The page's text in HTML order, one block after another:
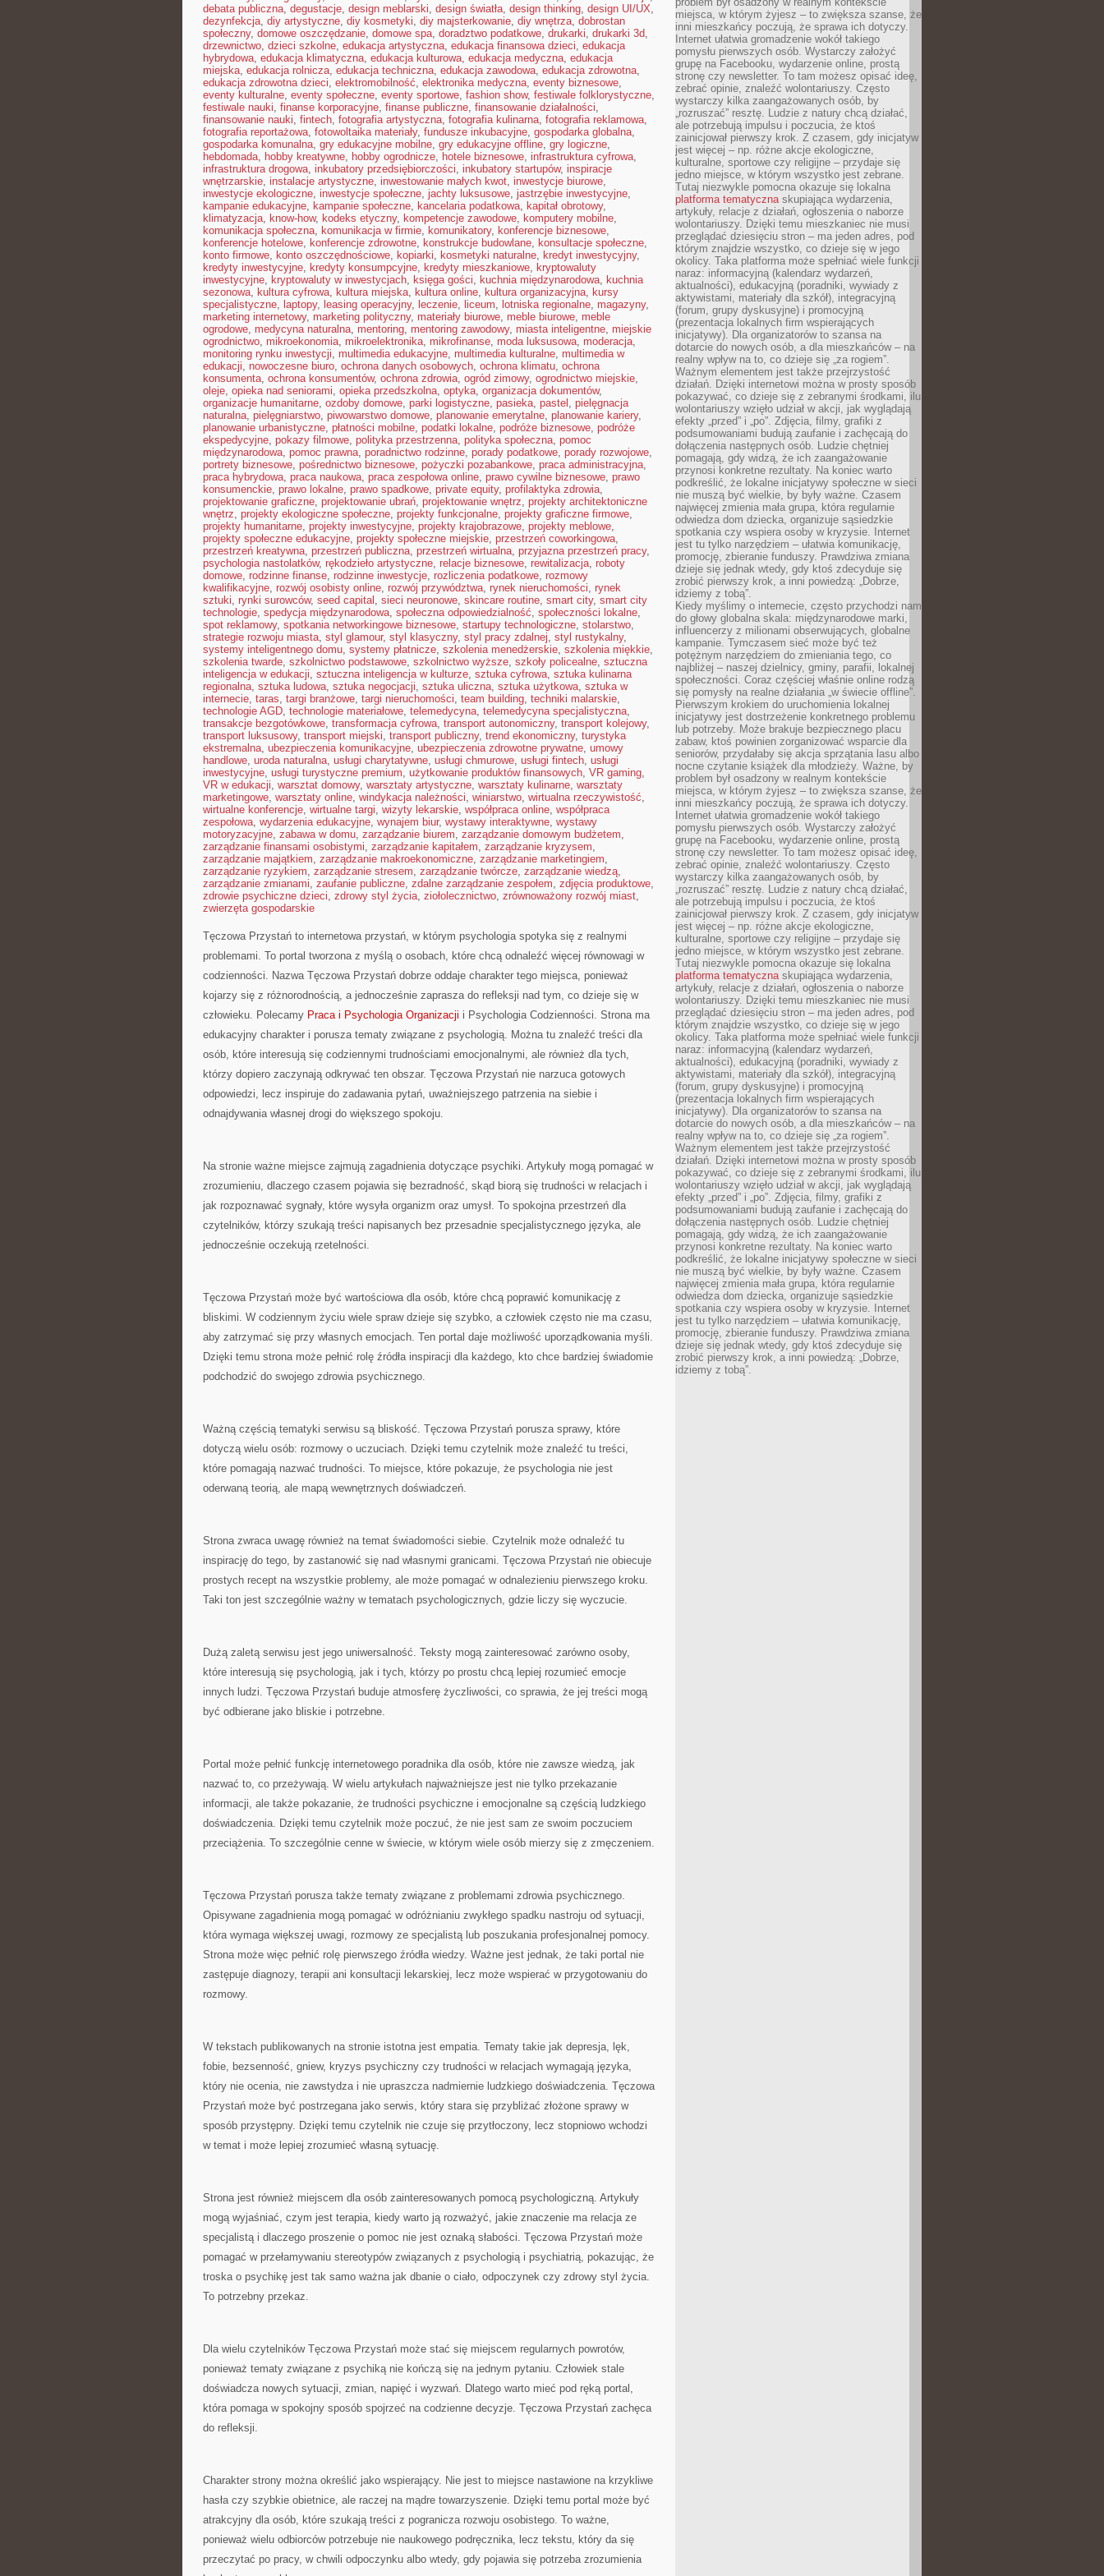
debata publiczna, degustacje, design meblarski, design światła, design thinking, design UI/UX,
dezynfekcja, diy artystyczne, diy kosmetyki, diy majsterkowanie, diy wnętrza, dobrostan
społeczny, domowe oszczędzanie, domowe spa, doradztwo podatkowe, drukarki, drukarki 3d,
drzewnictwo, dzieci szkolne, edukacja artystyczna, edukacja finansowa dzieci, edukacja
hybrydowa, edukacja klimatyczna, edukacja kulturowa, edukacja medyczna, edukacja
miejska, edukacja rolnicza, edukacja techniczna, edukacja zawodowa, edukacja zdrowotna,
edukacja zdrowotna dzieci, elektromobilność, elektronika medyczna, eventy biznesowe,
eventy kulturalne, eventy społeczne, eventy sportowe, fashion show, festiwale folklorystyczne,
festiwale nauki, finanse korporacyjne, finanse publiczne, finansowanie działalności,
finansowanie nauki, fintech, fotografia artystyczna, fotografia kulinarna, fotografia reklamowa,
fotografia reportażowa, fotowoltaika materiały, fundusze inkubacyjne, gospodarka globalna,
gospodarka komunalna, gry edukacyjne mobilne, gry edukacyjne offline, gry logiczne,
hebdomada, hobby kreatywne, hobby ogrodnicze, hotele biznesowe, infrastruktura cyfrowa,
infrastruktura drogowa, inkubatory przedsiębiorczości, inkubatory startupów, inspiracje
wnętrzarskie, instalacje artystyczne, inwestowanie małych kwot, inwestycje biurowe,
inwestycje ekologiczne, inwestycje społeczne, jachty luksusowe, jastrzębie inwestycyjne,
kampanie edukacyjne, kampanie społeczne, kancelaria podatkowa, kapitał obrotowy,
klimatyzacja, know-how, kodeks etyczny, kompetencje zawodowe, komputery mobilne,
komunikacja społeczna, komunikacja w firmie, komunikatory, konferencje biznesowe,
konferencje hotelowe, konferencje zdrowotne, konstrukcje budowlane, konsultacje społeczne,
konto firmowe, konto oszczędnościowe, kopiarki, kosmetyki naturalne, kredyt inwestycyjny,
kredyty inwestycyjne, kredyty konsumpcyjne, kredyty mieszkaniowe, kryptowaluty
inwestycyjne, kryptowaluty w inwestycjach, księga gości, kuchnia międzynarodowa, kuchnia
sezonowa, kultura cyfrowa, kultura miejska, kultura online, kultura organizacyjna, kursy
specjalistyczne, laptopy, leasing operacyjny, leczenie, liceum, lotniska regionalne, magazyny,
marketing internetowy, marketing polityczny, materiały biurowe, meble biurowe, meble
ogrodowe, medycyna naturalna, mentoring, mentoring zawodowy, miasta inteligentne, miejskie
ogrodnictwo, mikroekonomia, mikroelektronika, mikrofinanse, moda luksusowa, moderacja,
monitoring rynku inwestycji, multimedia edukacyjne, multimedia kulturalne, multimedia w
edukacji, nowoczesne biuro, ochrona danych osobowych, ochrona klimatu, ochrona
konsumenta, ochrona konsumentów, ochrona zdrowia, ogród zimowy, ogrodnictwo miejskie,
oleje, opieka nad seniorami, opieka przedszkolna, optyka, organizacja dokumentów,
organizacje humanitarne, ozdoby domowe, parki logistyczne, pasieka, pastel , pielęgnacja
naturalna, pielęgniarstwo, piwowarstwo domowe, planowanie emerytalne, planowanie kariery,
planowanie urbanistyczne, płatności mobilne, podatki lokalne, podróże biznesowe, podróże
ekspedycyjne, pokazy filmowe, polityka przestrzenna, polityka społeczna, pomoc
międzynarodowa, pomoc prawna, poradnictwo rodzinne, porady podatkowe, porady rozwojowe,
portrety biznesowe, pośrednictwo biznesowe, pożyczki pozabankowe, praca administracyjna,
praca hybrydowa, praca naukowa, praca zespołowa online, prawo cywilne biznesowe, prawo
konsumenckie, prawo lokalne, prawo spadkowe, private equity, profilaktyka zdrowia,
projektowanie graficzne, projektowanie ubrań, projektowanie wnętrz, projekty architektoniczne
wnętrz, projekty ekologiczne społeczne, projekty funkcjonalne, projekty graficzne firmowe,
projekty humanitarne, projekty inwestycyjne, projekty krajobrazowe, projekty meblowe,
projekty społeczne edukacyjne, projekty społeczne miejskie, przestrzeń coworkingowa,
przestrzeń kreatywna, przestrzeń publiczna, przestrzeń wirtualna, przyjazna przestrzeń pracy,
psychologia nastolatków, rękodzieło artystyczne, relacje biznesowe, rewitalizacja, roboty
domowe, rodzinne finanse, rodzinne inwestycje, rozliczenia podatkowe, rozmowy
kwalifikacyjne, rozwój osobisty online, rozwój przywództwa, rynek nieruchomości, rynek
sztuki, rynki surowców, seed capital , sieci neuronowe, skincare routine, smart city, smart city
technologie, spedycja międzynarodowa, społeczna odpowiedzialność, społeczności lokalne,
spot reklamowy, spotkania networkingowe biznesowe, startupy technologiczne, stolarstwo,
strategie rozwoju miasta, styl glamour, styl klasyczny, styl pracy zdalnej, styl rustykalny,
systemy inteligentnego domu, systemy płatnicze, szkolenia menedżerskie, szkolenia miękkie,
szkolenia twarde, szkolnictwo podstawowe, szkolnictwo wyższe, szkoły policealne, sztuczna
inteligencja w edukacji, sztuczna inteligencja w kulturze, sztuka cyfrowa, sztuka kulinarna
regionalna, sztuka ludowa, sztuka negocjacji, sztuka uliczna, sztuka użytkowa, sztuka w
internecie, taras, targi branżowe, targi nieruchomości, team building, techniki malarskie,
technologie AGD, technologie materiałowe, telemedycyna, telemedycyna specjalistyczna,
transakcje bezgotówkowe, transformacja cyfrowa, transport autonomiczny, transport kolejowy,
transport luksusowy, transport miejski, transport publiczny, trend ekonomiczny, turystyka
ekstremalna, ubezpieczenia komunikacyjne, ubezpieczenia zdrowotne prywatne, umowy
handlowe, uroda naturalna, usługi charytatywne, usługi chmurowe, usługi fintech, usługi
inwestycyjne, usługi turystyczne premium, użytkowanie produktów finansowych, VR gaming,
VR w edukacji, warsztat domowy, warsztaty artystyczne, warsztaty kulinarne, warsztaty
marketingowe, warsztaty online, windykacja należności, winiarstwo, wirtualna rzeczywistość,
wirtualne konferencje, wirtualne targi, wizyty lekarskie, współpraca online, współpraca
zespołowa, wydarzenia edukacyjne, wynajem biur, wystawy interaktywne, wystawy
motoryzacyjne, zabawa w domu, zarządzanie biurem, zarządzanie domowym budżetem,
zarządzanie finansami osobistymi, zarządzanie kapitałem, zarządzanie kryzysem,
zarządzanie majątkiem, zarządzanie makroekonomiczne, zarządzanie marketingiem,
zarządzanie ryzykiem, zarządzanie stresem, zarządzanie twórcze, zarządzanie wiedzą,
zarządzanie zmianami, zaufanie publiczne, zdalne zarządzanie zespołem, zdjęcia produktowe,
zdrowie psychiczne dzieci, zdrowy styl życia, ziołolecznictwo, zrównoważony rozwój miast,
zwierzęta gospodarskie
Tęczowa Przystań to internetowa przystań, w którym psychologia spotyka się z realnymi
problemami. To portal tworzona z myślą o osobach, które chcą odnaleźć więcej równowagi w
codzienności. Nazwa Tęczowa Przystań dobrze oddaje charakter tego miejsca, ponieważ
kojarzy się z różnorodnością, a jednocześnie zaprasza do refleksji nad tym, co dzieje się w
człowieku. Polecamy Praca i Psychologia Organizacji i Psychologia Codzienności. Strona ma
edukacyjny charakter i porusza tematy związane z psychologią. Można tu znaleźć treści dla
osób, które interesują się codziennymi trudnościami emocjonalnymi, ale również dla tych,
którzy dopiero zaczynają odkrywać ten obszar. Tęczowa Przystań nie narzuca gotowych
odpowiedzi, lecz inspiruje do zadawania pytań, uważniejszego patrzenia na siebie i
odnajdywania własnej drogi do większego spokoju.
Na stronie ważne miejsce zajmują zagadnienia dotyczące psychiki. Artykuły mogą pomagać w
zrozumieniu, dlaczego czasem pojawia się bezradność, skąd biorą się trudności w relacjach i
jak rozpoznawać sygnały, które wysyła organizm oraz umysł. To spokojna przestrzeń dla
czytelników, którzy szukają treści napisanych bez przesadnie specjalistycznego języka, ale
jednocześnie oczekują rzetelności.
Tęczowa Przystań może być wartościowa dla osób, które chcą poprawić komunikację z
bliskimi. W codziennym życiu wiele spraw dzieje się szybko, a człowiek często nie ma czasu,
aby zatrzymać się przy własnych emocjach. Ten portal daje możliwość uporządkowania myśli.
Dzięki temu strona może pełnić rolę źródła inspiracji dla każdego, kto chce bardziej świadomie
podchodzić do swojego zdrowia psychicznego.
Ważną częścią tematyki serwisu są bliskość. Tęczowa Przystań porusza sprawy, które
dotyczą wielu osób: rozmowy o uczuciach. Dzięki temu czytelnik może znaleźć tu treści,
które pomagają nazwać trudności. To miejsce, które pokazuje, że psychologia nie jest
oderwaną teorią, ale mapą wewnętrznych doświadczeń.
Strona zwraca uwagę również na temat świadomości siebie. Czytelnik może odnaleźć tu
inspirację do tego, by zastanowić się nad własnymi granicami. Tęczowa Przystań nie obiecuje
prostych recept na wszystkie problemy, ale może pomagać w odnalezieniu pierwszego kroku.
Taki ton jest szczególnie ważny w tematach psychologicznych, gdzie liczy się wyczucie.
Dużą zaletą serwisu jest jego uniwersalność. Teksty mogą zainteresować zarówno osoby,
które interesują się psychologią, jak i tych, którzy po prostu chcą lepiej rozumieć emocje
innych ludzi. Tęczowa Przystań buduje atmosferę życzliwości, co sprawia, że jej treści mogą
być odbierane jako bliskie i potrzebne.
Portal może pełnić funkcję internetowego poradnika dla osób, które nie zawsze wiedzą, jak
nazwać to, co przeżywają. W wielu artykułach najważniejsze jest nie tylko przekazanie
informacji, ale także pokazanie, że trudności psychiczne i emocjonalne są częścią ludzkiego
doświadczenia. Dzięki temu czytelnik może poczuć, że nie jest sam ze swoim poczuciem
przeciążenia. To szczególnie cenne w świecie, w którym wiele osób mierzy się z zmęczeniem.
Tęczowa Przystań porusza także tematy związane z problemami zdrowia psychicznego.
Opisywane zagadnienia mogą pomagać w odróżnianiu zwykłego spadku nastroju od sytuacji,
która wymaga większej uwagi, rozmowy ze specjalistą lub poszukania profesjonalnej pomocy.
Strona może więc pełnić rolę pierwszego źródła wiedzy. Ważne jest jednak, że taki portal nie
zastępuje diagnozy, terapii ani konsultacji lekarskiej, lecz może wspierać w przygotowaniu do
rozmowy.
W tekstach publikowanych na stronie istotna jest empatia. Tematy takie jak depresja, lęk,
fobie, bezsenność, gniew, kryzys psychiczny czy trudności w relacjach wymagają języka,
który nie ocenia, nie zawstydza i nie upraszcza nadmiernie ludzkiego doświadczenia. Tęczowa
Przystań może być postrzegana jako serwis, który stara się przybliżać złożone sprawy w
sposób przystępny. Dzięki temu czytelnik nie czuje się przytłoczony, lecz stopniowo wchodzi
w temat i może lepiej zrozumieć własną sytuację.
Strona jest również miejscem dla osób zainteresowanych pomocą psychologiczną. Artykuły
mogą wyjaśniać, czym jest terapia, kiedy warto ją rozważyć, jakie znaczenie ma relacja ze
specjalistą i dlaczego proszenie o pomoc nie jest oznaką słabości. Tęczowa Przystań może
pomagać w przełamywaniu stereotypów związanych z psychologią i psychiatrią, pokazując, że
troska o psychikę jest tak samo ważna jak dbanie o ciało, odpoczynek czy zdrowy styl życia.
To potrzebny przekaz.
Dla wielu czytelników Tęczowa Przystań może stać się miejscem regularnych powrotów,
ponieważ tematy związane z psychiką nie kończą się na jednym pytaniu. Człowiek stale
doświadcza nowych sytuacji, zmian, napięć i wyzwań. Dlatego warto mieć pod ręką portal,
która pomaga w spokojny sposób spojrzeć na codzienne decyzje. Tęczowa Przystań zachęca
do refleksji.
Charakter strony można określić jako wspierający. Nie jest to miejsce nastawione na krzykliwe
hasła czy szybkie obietnice, ale raczej na mądre towarzyszenie. Dzięki temu portal może być
atrakcyjny dla osób, które szukają treści z pogranicza rozwoju osobistego. To ważne,
ponieważ wielu odbiorców potrzebuje nie naukowego podręcznika, lecz tekstu, który da się
przeczytać po pracy, w chwili odpoczynku albo wtedy, gdy pojawia się potrzeba zrozumienia
miejsca, w którym żyjesz – to zwiększa szanse, że
inni mieszkańcy poczują, że sprawa ich dotyczy.
Internet ułatwia gromadzenie wokół takiego
pomysłu pierwszych osób. Wystarczy założyć
grupę na Facebooku, wydarzenie online, prostą
stronę czy newsletter. To tam możesz opisać ideę,
zebrać opinie, znaleźć wolontariuszy. Często
wystarczy kilka zaangażowanych osób, by
„rozruszać” resztę. Ludzie z natury chcą działać,
ale potrzebują impulsu i poczucia, że ktoś
zainicjował pierwszy krok. Z czasem, gdy inicjatyw
jest więcej – np. różne akcje ekologiczne,
kulturalne, sportowe czy religijne – przydaje się
jedno miejsce, w którym wszystko jest zebrane.
Tutaj niezwykle pomocna okazuje się lokalna
platforma tematycznaskupiająca wydarzenia,
artykuły, relacje z działań, ogłoszenia o naborze
wolontariuszy. Dzięki temu mieszkaniec nie musi
przeglądać dziesięciu stron – ma jeden adres, pod
którym znajdzie wszystko, co dzieje się w jego
okolicy. Taka platforma może spełniać wiele funkcji
naraz: informacyjną (kalendarz wydarzeń,
aktualności), edukacyjną (poradniki, wywiady z
aktywistami, materiały dla szkół), integracyjną
(forum, grupy dyskusyjne) i promocyjną
(prezentacja lokalnych firm wspierających
inicjatywy). Dla organizatorów to szansa na
dotarcie do nowych osób, a dla mieszkańców – na
realny wpływ na to, co dzieje się „za rogiem”.
Ważnym elementem jest także przejrzystość
działań. Dzięki internetowi można w prosty sposób
pokazywać, co dzieje się z zebranymi środkami, ilu
wolontariuszy wzięło udział w akcji, jak wyglądają
efekty „przed” i „po”. Zdjęcia, filmy, grafiki z
podsumowaniami budują zaufanie i zachęcają do
dołączenia następnych osób. Ludzie chętniej
pomagają, gdy widzą, że ich zaangażowanie
przynosi konkretne rezultaty. Na koniec warto
podkreślić, że lokalne inicjatywy społeczne w sieci
nie muszą być wielkie, by były ważne. Czasem
najwięcej zmienia mała grupa, która regularnie
odwiedza dom dziecka, organizuje sąsiedzkie
spotkania czy wspiera osoby w kryzysie. Internet
jest tu tylko narzędziem – ułatwia komunikację,
promocję, zbieranie funduszy. Prawdziwa zmiana
dzieje się jednak wtedy, gdy ktoś zdecyduje się
zrobić pierwszy krok, a inni powiedzą: „Dobrze,
idziemy z tobą”.
Kiedy myślimy o internecie, często przychodzi nam
do głowy globalna skala: międzynarodowe marki,
influencerzy z milionami obserwujących, globalne
kampanie. Tymczasem sieć może być też
potężnym narzędziem do zmieniania tego, co
najbliżej – naszej dzielnicy, gminy, parafii, lokalnej
społeczności. Coraz częściej właśnie online rodzą
się pomysły na realne działania „w świecie offline”.
Pierwszym krokiem do uruchomienia lokalnej
inicjatywy jest dostrzeżenie konkretnego problemu
lub potrzeby. Może brakuje bezpiecznego placu
zabaw, ktoś powinien zorganizować wsparcie dla
seniorów, przydałaby się akcja sprzątania lasu albo
nocne czytanie książek dla młodzieży. Ważne, by
problem był osadzony w realnym kontekście
miejsca, w którym żyjesz – to zwiększa szanse, że
inni mieszkańcy poczują, że sprawa ich dotyczy.
Internet ułatwia gromadzenie wokół takiego
pomysłu pierwszych osób. Wystarczy założyć
grupę na Facebooku, wydarzenie online, prostą
stronę czy newsletter. To tam możesz opisać ideę,
zebrać opinie, znaleźć wolontariuszy. Często
wystarczy kilka zaangażowanych osób, by
„rozruszać” resztę. Ludzie z natury chcą działać,
ale potrzebują impulsu i poczucia, że ktoś
zainicjował pierwszy krok. Z czasem, gdy inicjatyw
jest więcej – np. różne akcje ekologiczne,
kulturalne, sportowe czy religijne – przydaje się
jedno miejsce, w którym wszystko jest zebrane.
Tutaj niezwykle pomocna okazuje się lokalna
platforma tematycznaskupiająca wydarzenia,
artykuły, relacje z działań, ogłoszenia o naborze
wolontariuszy. Dzięki temu mieszkaniec nie musi
przeglądać dziesięciu stron – ma jeden adres, pod
którym znajdzie wszystko, co dzieje się w jego
okolicy. Taka platforma może spełniać wiele funkcji
naraz: informacyjną (kalendarz wydarzeń,
aktualności), edukacyjną (poradniki, wywiady z
aktywistami, materiały dla szkół), integracyjną
(forum, grupy dyskusyjne) i promocyjną
(prezentacja lokalnych firm wspierających
inicjatywy). Dla organizatorów to szansa na
dotarcie do nowych osób, a dla mieszkańców – na
realny wpływ na to, co dzieje się „za rogiem”.
Ważnym elementem jest także przejrzystość
działań. Dzięki internetowi można w prosty sposób
pokazywać, co dzieje się z zebranymi środkami, ilu
wolontariuszy wzięło udział w akcji, jak wyglądają
efekty „przed” i „po”. Zdjęcia, filmy, grafiki z
podsumowaniami budują zaufanie i zachęcają do
dołączenia następnych osób. Ludzie chętniej
pomagają, gdy widzą, że ich zaangażowanie
przynosi konkretne rezultaty. Na koniec warto
podkreślić, że lokalne inicjatywy społeczne w sieci
nie muszą być wielkie, by były ważne. Czasem
najwięcej zmienia mała grupa, która regularnie
odwiedza dom dziecka, organizuje sąsiedzkie
spotkania czy wspiera osoby w kryzysie. Internet
jest tu tylko narzędziem – ułatwia komunikację,
promocję, zbieranie funduszy. Prawdziwa zmiana
dzieje się jednak wtedy, gdy ktoś zdecyduje się
zrobić pierwszy krok, a inni powiedzą: „Dobrze,
idziemy z tobą”.